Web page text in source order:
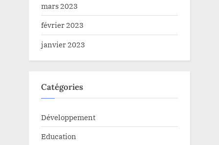
mars 2023
février 2023
janvier 2023
Catégories
Développement
Education